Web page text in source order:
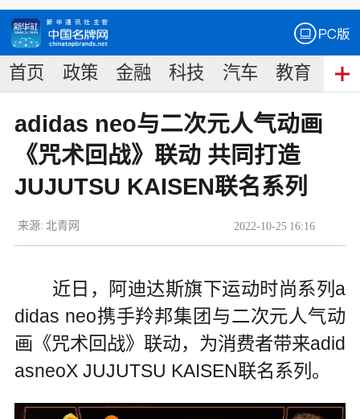
首页 政策 金融 科技 汽车 教育 食
adidas neo与二次元人气动画
《咒术回战》联动 共同打造
JUJUTSU KAISEN联名系列
2022-10-25 16:16
来源: 北青网
近日，阿迪达斯旗下运动时尚系列a
didas neo携手羚邦集团与二次元人气动
画《咒术回战》联动，为消费者带来adid
asneoX JUJUTSU KAISEN联名系列。